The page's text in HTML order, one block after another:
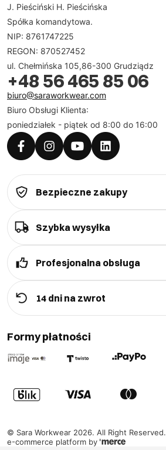
J. Pieściński H. Pieścińska
Spółka komandytowa.
NIP: 8761747225
REGON: 870527452
ul. Chełmińska 105,86-300 Grudziądz
+48 56 465 85 06
biuro@saraworkwear.com
Biuro Obsługi Klienta:
poniedziałek - piątek od 8:00 do 16:00
Bezpieczne zakupy
Szybka wysyłka
Profesjonalna obsługa
14 dni na zwrot
Formy płatności
© Sara Workwear 2026. All Right Reserved.
e-commerce platform by